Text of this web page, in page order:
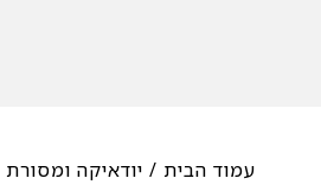
עמוד הבית / יודאיקה ומסורת